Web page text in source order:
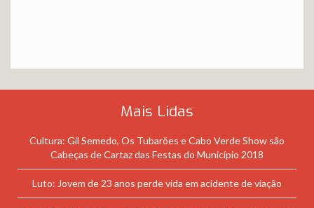
Mais Lidas
Cultura: Gil Semedo, Os Tubarões e Cabo Verde Show são
Cabeças de Cartaz das Festas do Município 2018
Luto: Jovem de 23 anos perde vida em acidente de viação